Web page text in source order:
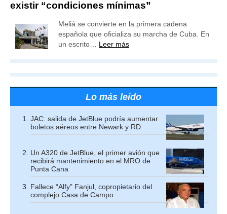
existir “condiciones mínimas”
Meliá se convierte en la primera cadena
española que oficializa su marcha de Cuba. En
un escrito… Leer más
Lo más leído
JAC: salida de JetBlue podría aumentar
boletos aéreos entre Newark y RD
Un A320 de JetBlue, el primer avión que
recibirá mantenimiento en el MRO de
Punta Cana
Fallece “Alfy” Fanjul, copropietario del
complejo Casa de Campo